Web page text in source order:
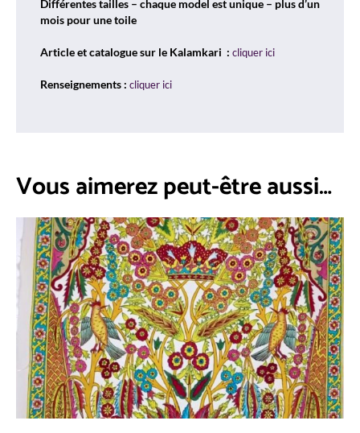
Différentes tailles – chaque model est unique – plus d’un
mois pour une toile
Article et catalogue sur le Kalamkari : cliquer ici
Renseignements : cliquer ici
Vous aimerez peut-être aussi…